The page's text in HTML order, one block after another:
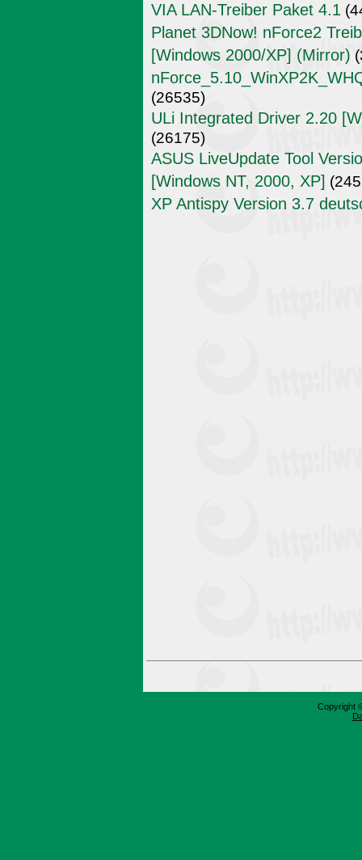
VIA LAN-Treiber Paket 4.1
Planet 3DNow! nForce2
[Windows 2000/XP] (Mirror)
(26535)
ULi Integrated Driver 2.20
(26175)
ASUS LiveUpdate Tool
[Windows NT, 2000, XP]
XP Antispy Version 3.7
Copyright